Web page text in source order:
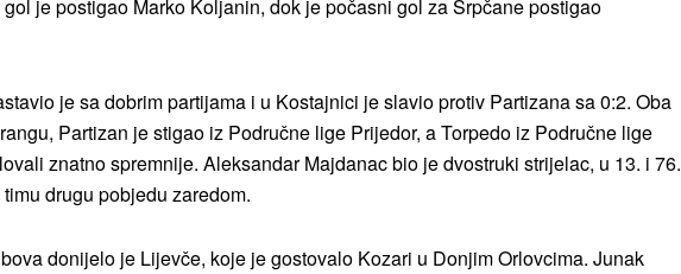
je postigao Marko Koljanin, dok je počasni gol za Srpčane postigao
je sa dobrim partijama i u Kostajnici je slavio protiv Partizana sa 0:2. Oba
Partizan je stigao iz Područne lige Prijedor, a Torpedo iz Područne lige
znatno spremnije. Aleksandar Majdanac bio je dvostruki strijelac, u 13. i 76.
drugu pobjedu zaredom.
donijelo je Lijevče, koje je gostovalo Kozari u Donjim Orlovcima. Junak